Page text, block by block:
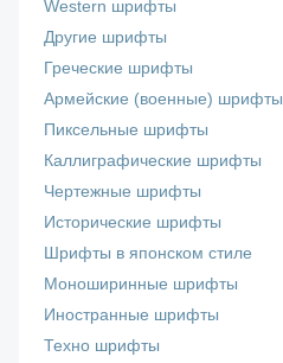
Western шрифты
Другие шрифты
Греческие шрифты
Армейские (военные) шрифты
Пиксельные шрифты
Каллиграфические шрифты
Чертежные шрифты
Исторические шрифты
Шрифты в японском стиле
Моноширинные шрифты
Иностранные шрифты
Техно шрифты